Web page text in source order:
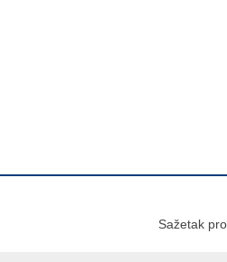
Sažetak